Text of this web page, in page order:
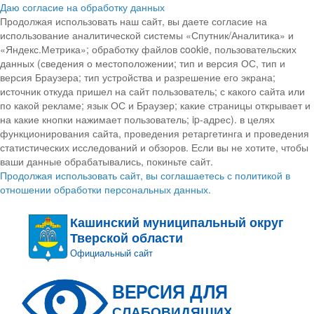
Даю согласие на обработку данных
Продолжая использовать наш сайт, вы даете согласие на
использование аналитической системы «Спутник/Аналитика» и
«Яндекс.Метрика»; обработку файлов cookie, пользовательских
данных (сведения о местоположении; тип и версия ОС, тип и
версия Браузера; тип устройства и разрешение его экрана;
источник откуда пришел на сайт пользователь; с какого сайта или
по какой рекламе; язык ОС и Браузер; какие страницы открывает и
на какие кнопки нажимает пользователь; ip-адрес). в целях
функционирования сайта, проведения ретаргетинга и проведения
статистических исследований и обзоров. Если вы не хотите, чтобы
ваши данные обрабатывались, покиньте сайт.
Продолжая использовать сайт, вы соглашаетесь с политикой в
отношении обработки персональных данных.